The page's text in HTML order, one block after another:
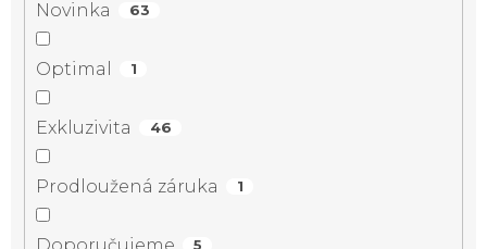
Novinka 63
Optimal 1
Exkluzivita 46
Prodloužená záruka 1
Doporučujeme 5